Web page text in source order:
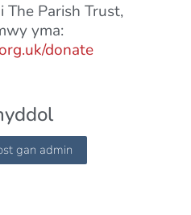
The Parish Trust,
yma:
donate
gan admin